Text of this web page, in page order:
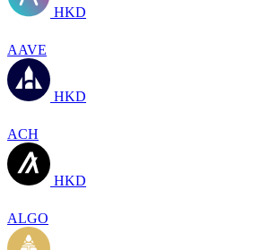
HKD
AAVE
HKD
ACH
HKD
ALGO